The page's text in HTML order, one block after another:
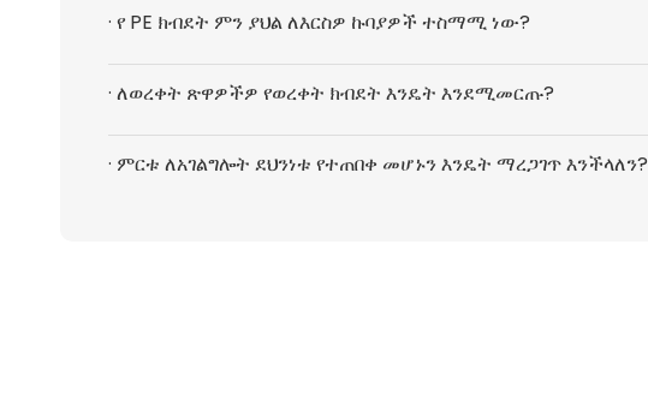
· የ PE ክብደት ምን ያህል ለእርስዎ ኩባያዎች ተስማሚ ነው?
· ለወረቀት ጽዋዎችዎ የወረቀት ክብደት እንዴት እንደሚመርጡ?
· ምርቱ ለአገልግሎት ደህንነቱ የተጠበቀ መሆኑን እንዴት ማረጋገጥ እንችላለን?